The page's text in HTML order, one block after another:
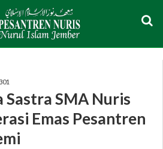
Sastra SMA Nuris
Emas Pesantren